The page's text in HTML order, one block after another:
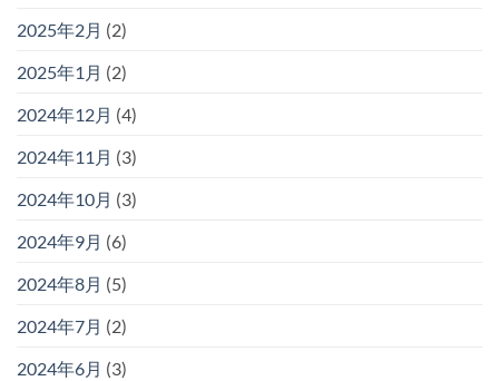
2025年2月 (2)
2025年1月 (2)
2024年12月 (4)
2024年11月 (3)
2024年10月 (3)
2024年9月 (6)
2024年8月 (5)
2024年7月 (2)
2024年6月 (3)